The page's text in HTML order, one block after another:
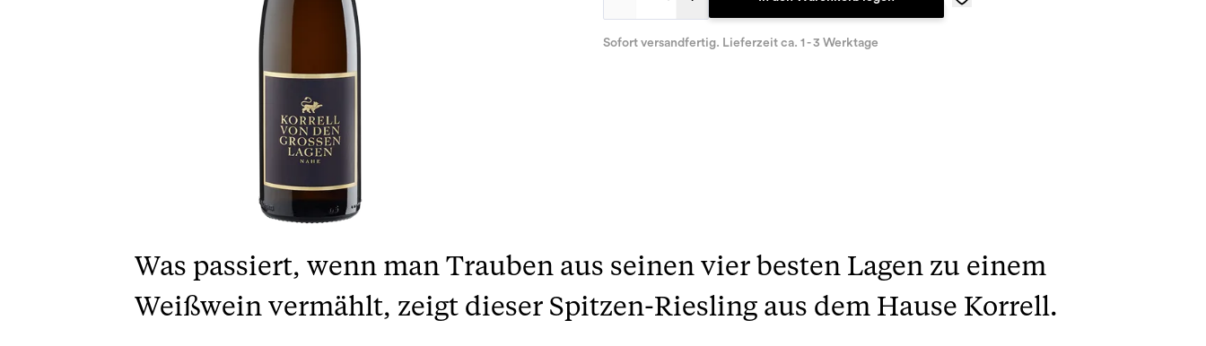
Sofort versandfertig. Lieferzeit ca. 1 - 3 Werktage
Was passiert, wenn man Trauben aus seinen vier besten Lagen zu einem
Weißwein vermählt, zeigt dieser Spitzen-Riesling aus dem Hause Korrell.